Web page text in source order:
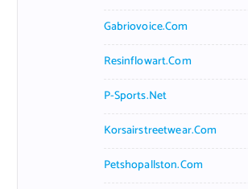
Gabriovoice.com
Resinflowart.com
P-Sports.net
Korsairstreetwear.com
Petshopallston.com